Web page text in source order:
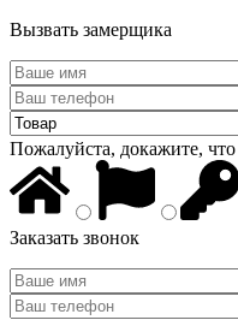
Вызвать замерщика
Пожалуйста, докажите,
Заказать звонок